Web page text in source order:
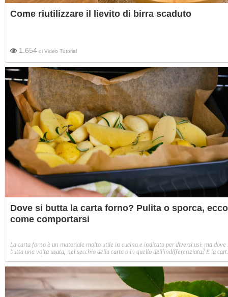
Come riutilizzare il lievito di birra scaduto
1.654 di Video Tutorial
Dove si butta la carta forno? Pulita o sporca, ecco
come comportarsi
La carta forno è un materiale molto utile in cucina e indicato per diversi usi: ma dove
butta una volta usata, nel secchio della carta o in quello dell'indifferenziata? E la